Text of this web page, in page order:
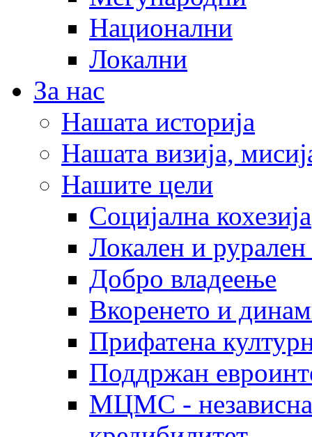
Национални
Локални
За нас
Нашата историја
Нашата визија,
Нашите цели
Социјална кохезија
Локален и рурален
Добро владеење
Вкоренето и
Прифатена
Поддржан
МЦМС - независна